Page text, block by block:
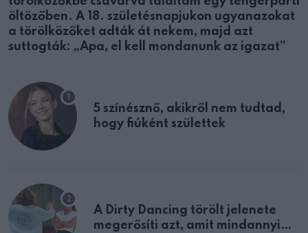
öltözőben. A 18. születésnapjukon ugyanazokat
a törölközőket adták át nekem, majd azt
suttogták: „Apa, el kell mondanunk az igazat”
5 színésznő, akikről nem tudtad,
hogy fiúként születtek
A Dirty Dancing törölt jelenete
megerősíti azt, amit mindannyian